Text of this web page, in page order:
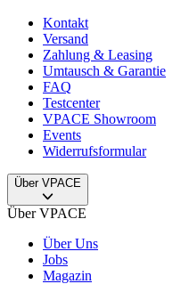
Kontakt
Versand
Zahlung & Leasing
Umtausch & Garantie
FAQ
Testcenter
VPACE Showroom
Events
Widerrufsformular
Über VPACE
Über VPACE
Über Uns
Jobs
Magazin